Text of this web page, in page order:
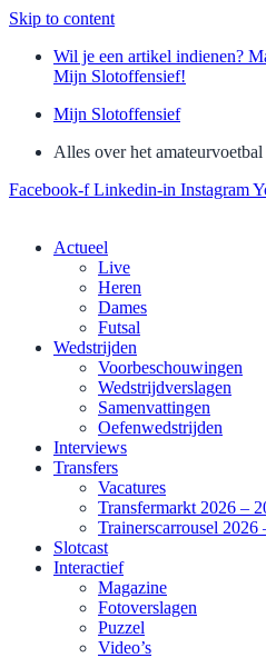
Skip to content
Wil je een artikel indienen?
Mijn Slotoffensief!
Mijn Slotoffensief
Alles over het
Facebook-f Linkedin-in Instagram
Actueel
Live
Heren
Dames
Futsal
Wedstrijden
Voorbeschouwingen
Wedstrijdverslagen
Samenvattingen
Oefenwedstrijden
Interviews
Transfers
Vacatures
Transfermarkt 2026 –
Trainerscarrousel 2026
Slotcast
Interactief
Magazine
Fotoverslagen
Puzzel
Video’s